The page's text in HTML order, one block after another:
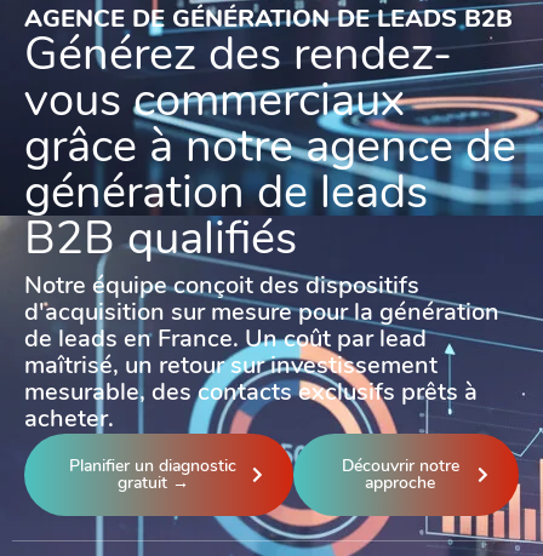
AGENCE DE GÉNÉRATION DE LEADS B2B
Générez des rendez-
vous commerciaux
grâce à notre agence de
génération de leads
B2B qualifiés
Notre équipe conçoit des dispositifs
d'acquisition sur mesure pour la génération
de leads en France. Un coût par lead
maîtrisé, un retour sur investissement
mesurable, des contacts exclusifs prêts à
acheter.
Planifier un diagnostic
gratuit →
Découvrir notre
approche